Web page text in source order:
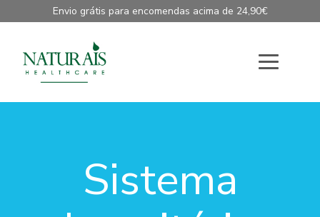
Envio grátis para encomendas acima de 24,90€
Sistema